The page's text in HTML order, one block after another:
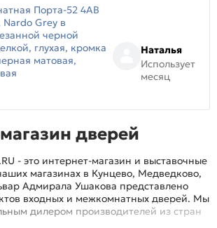
Порта-52 4AB
Grey в
черной
глухая, кромка
матовая,
Наталья
Использует
месяц
дверей
- это интернет-магазин и выставочные
магазинах в Кунцево, Медведково,
Адмирала Ушакова представлено
входных и межкомнатных дверей. Мы
дилером производителей из стран